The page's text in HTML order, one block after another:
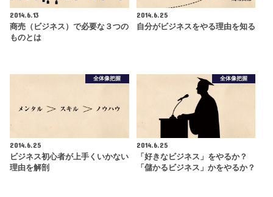
2014.6.13
商売（ビジネス）で必要な３つの
ものとは
2014.6.25
自分がビジネスをやる理由を知る
全体像把握
2014.6.25
ビジネス初心者が上手くいかない
理由を解剖
全体像把握
2014.6.25
「好きなビジネス」をやるか？
「儲かるビジネス」かをやるか？